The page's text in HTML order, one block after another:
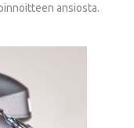
ansiosta.